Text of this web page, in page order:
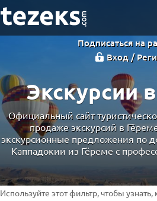
Подписаться на
Вход /
Экскурсии
Официальный сайт
продаже экскурсий в
экскурсионные предложения по
Каппадокии из Гёреме с
Используйте этот фильтр, чтобы